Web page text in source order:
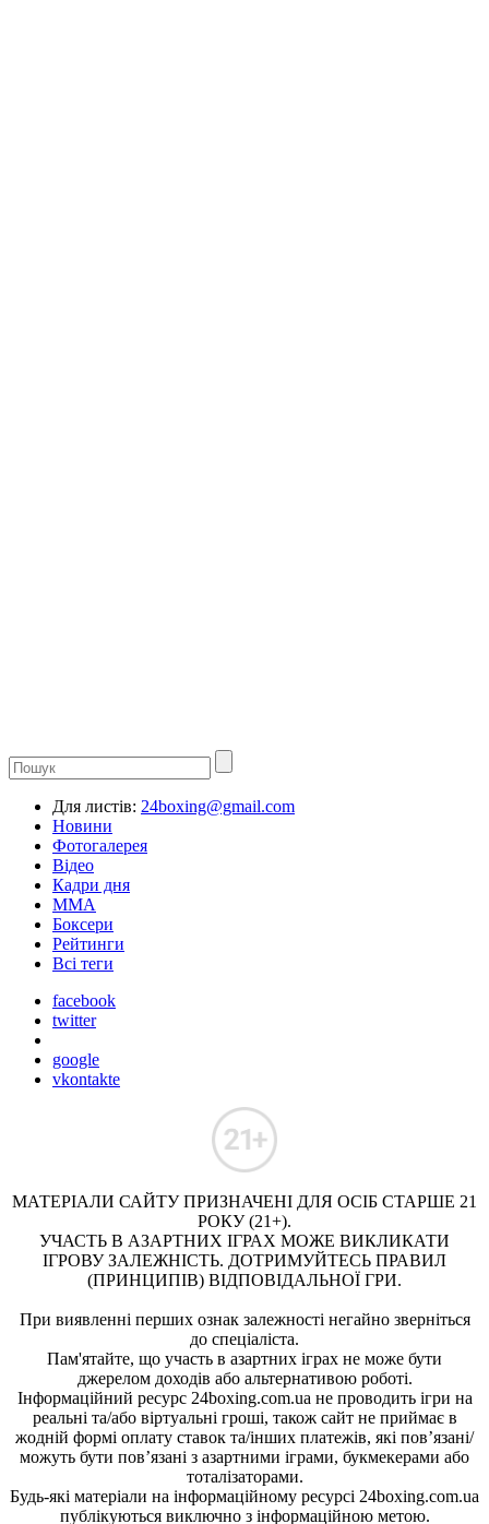
Для листів: 24boxing@gmail.com
Новини
Фотогалерея
Відео
Кадри дня
ММА
Боксери
Рейтинги
Всі теги
facebook
twitter
google
vkontakte
МАТЕРІАЛИ САЙТУ ПРИЗНАЧЕНІ ДЛЯ ОСІБ СТАРШЕ 21
РОКУ (21+).
УЧАСТЬ В АЗАРТНИХ ІГРАХ МОЖЕ ВИКЛИКАТИ
ІГРОВУ ЗАЛЕЖНІСТЬ. ДОТРИМУЙТЕСЬ ПРАВИЛ
(ПРИНЦИПІВ) ВІДПОВІДАЛЬНОЇ ГРИ.
При виявленні перших ознак залежності негайно зверніться
до спеціаліста.
Пам'ятайте, що участь в азартних іграх не може бути
джерелом доходів або альтернативою роботі.
Інформаційний ресурс 24boxing.com.ua не проводить ігри на
реальні та/або віртуальні гроші, також сайт не приймає в
жодній формі оплату ставок та/інших платежів, які пов’язані/
можуть бути пов’язані з азартними іграми, букмекерами або
тоталізаторами.
Будь-які матеріали на інформаційному ресурсі 24boxing.com.ua
публікуються виключно з інформаційною метою.